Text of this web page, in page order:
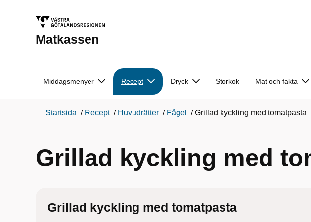
Matkassen
Middagsmenyer Recept Dryck Storkok Mat och fakta
Startsida / Recept / Huvudrätter / Fågel /Grillad kyckling med tomatpasta
Grillad kyckling med
Grillad kyckling med tomatpasta